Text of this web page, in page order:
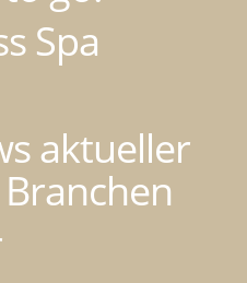
Spa
aktueller